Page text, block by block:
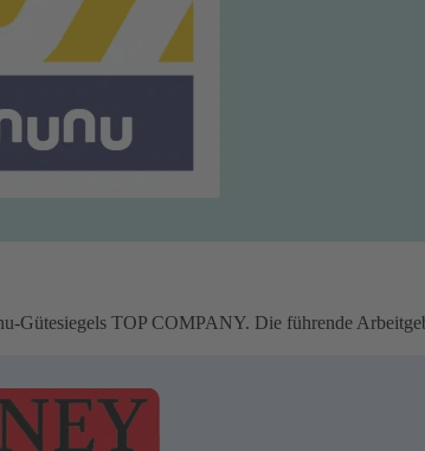
Gütesiegels TOP COMPANY. Die führende